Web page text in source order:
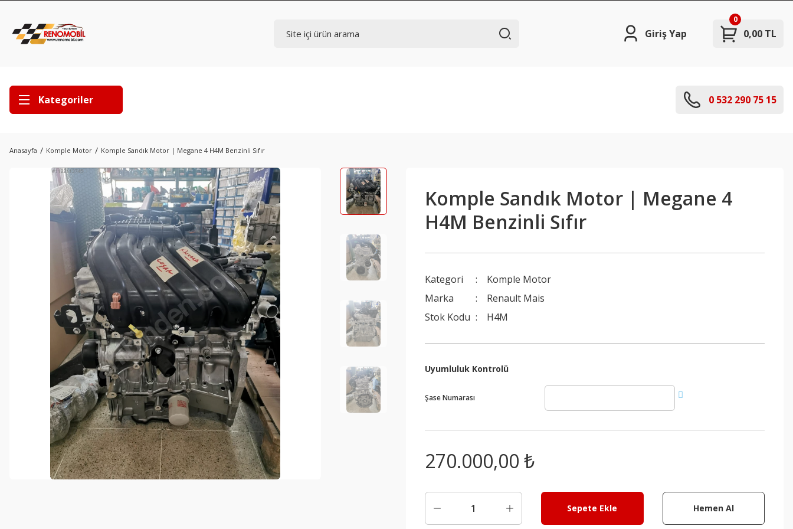
Giriş Yap 0,00 TL
0
Kategoriler 0 532 290 75 15
Anasayfa Komple Motor Komple Sandık Motor | Megane 4 H4M Benzinli Sıfır
Komple Sandık Motor | Megane 4
H4M Benzinli Sıfır
Kategori
Komple Motor
Marka
Renault Mais
Stok Kodu
H4M
Uyumluluk Kontrolü
Şase Numarası
270.000,00 ₺
Sepete Ekle Hemen Al